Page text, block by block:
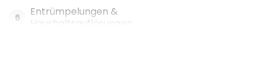
6
Entrümpelungen &
Haushaltsauflösungen